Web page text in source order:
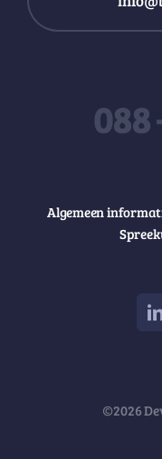
088
Algemeen
©2026